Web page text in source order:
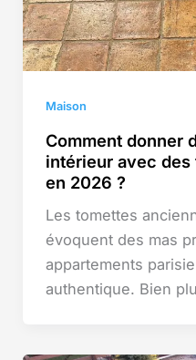
Maison
Comment donner
intérieur avec
en 2026 ?
Les tomettes
évoquent des mas
appartements
authentique. Bien